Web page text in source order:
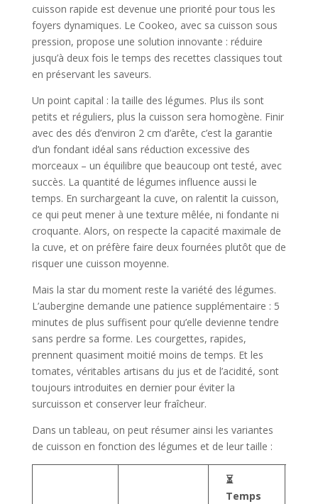
cuisson rapide est devenue une priorité pour tous les
foyers dynamiques. Le Cookeo, avec sa cuisson sous
pression, propose une solution innovante : réduire
jusqu’à deux fois le temps des recettes classiques tout
en préservant les saveurs.
Un point capital : la taille des légumes. Plus ils sont
petits et réguliers, plus la cuisson sera homogène. Finir
avec des dés d’environ 2 cm d’arête, c’est la garantie
d’un fondant idéal sans réduction excessive des
morceaux – un équilibre que beaucoup ont testé, avec
succès. La quantité de légumes influence aussi le
temps. En surchargeant la cuve, on ralentit la cuisson,
ce qui peut mener à une texture mêlée, ni fondante ni
croquante. Alors, on respecte la capacité maximale de
la cuve, et on préfère faire deux fournées plutôt que de
risquer une cuisson moyenne.
Mais la star du moment reste la variété des légumes.
L’aubergine demande une patience supplémentaire : 5
minutes de plus suffisent pour qu’elle devienne tendre
sans perdre sa forme. Les courgettes, rapides,
prennent quasiment moitié moins de temps. Et les
tomates, véritables artisans du jus et de l’acidité, sont
toujours introduites en dernier pour éviter la
surcuisson et conserver leur fraîcheur.
Dans un tableau, on peut résumer ainsi les variantes
de cuisson en fonction des légumes et de leur taille :
⏳
Temps